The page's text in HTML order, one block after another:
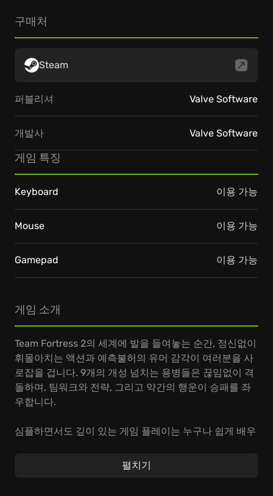
게임 소개
Team Fortress 2의 세계에 발을 들여놓는 순간, 정신없이
휘몰아치는 액션과 예측불허의 유머 감각이 여러분을 사
로잡을 겁니다. 9개의 개성 넘치는 용병들은 끊임없이 격
돌하며, 팀워크와 전략, 그리고 약간의 행운이 승패를 좌
우합니다.
심플하면서도 깊이 있는 게임 플레이는 누구나 쉽게 배우
는 숙련이 필요합니다. ‘최적화 플레이’를 위한 다양한 전
펼치기
구매처
Steam
퍼블리셔 Valve Software
개발사 Valve Software
게임 특징
Keyboard 이용 가능
Mouse 이용 가능
Gamepad 이용 가능